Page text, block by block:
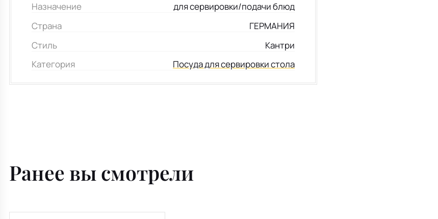
Назначение
для сервировки/подачи блюд
Страна
ГЕРМАНИЯ
Стиль
Кантри
Категория
Посуда для сервировки стола
Ранее вы смотрели